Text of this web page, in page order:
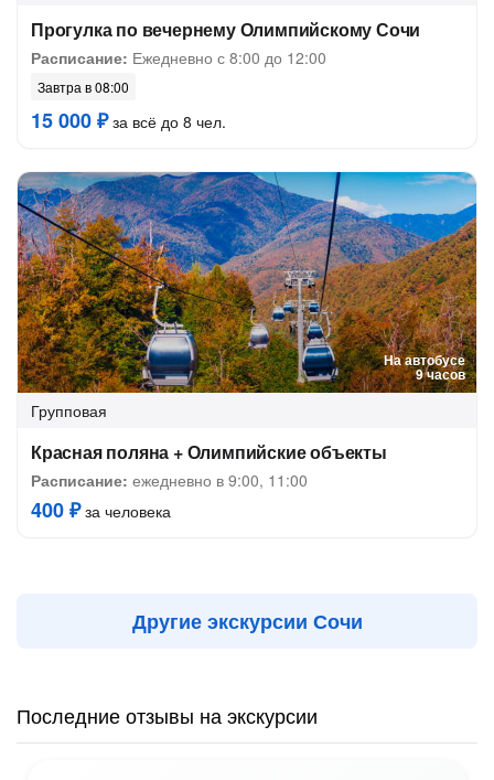
Прогулка по вечернему Олимпийскому Сочи
Расписание: Ежедневно с 8:00 до 12:00
Завтра в 08:00
15 000 ₽за всё до 8 чел.
На автобусе
9 часов
Групповая
Красная поляна + Олимпийские объекты
Расписание: ежедневно в 9:00, 11:00
400 ₽за человека
Другие экскурсии Сочи
Последние отзывы на экскурсии